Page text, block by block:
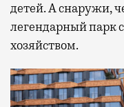
детей. А снаружи,
легендарный парк
хозяйством.